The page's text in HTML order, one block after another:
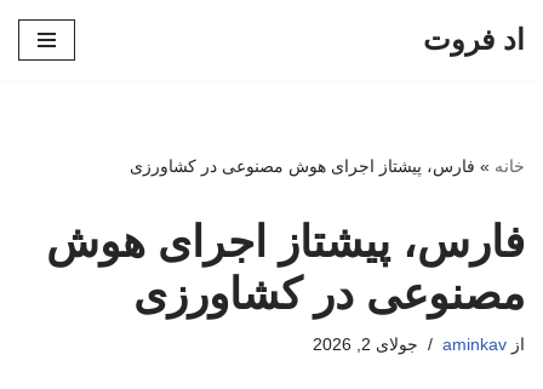
اد فروت
خانه » فارس، پیشتاز اجرای هوش مصنوعی در کشاورزی
فارس، پیشتاز اجرای هوش
مصنوعی در کشاورزی
از aminkav جولای 2, 2026